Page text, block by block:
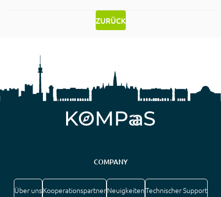
ZURÜCK
COMPANY
Über unsKooperationspartnerNeuigkeitenTechnischer Support